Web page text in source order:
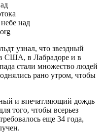
над
узнал, что звездный
США, в Лабрадоре и в
стали множество людей
рано утром, чтобы
и впечатляющий дождь
того, чтобы всерьез
еще 34 года,